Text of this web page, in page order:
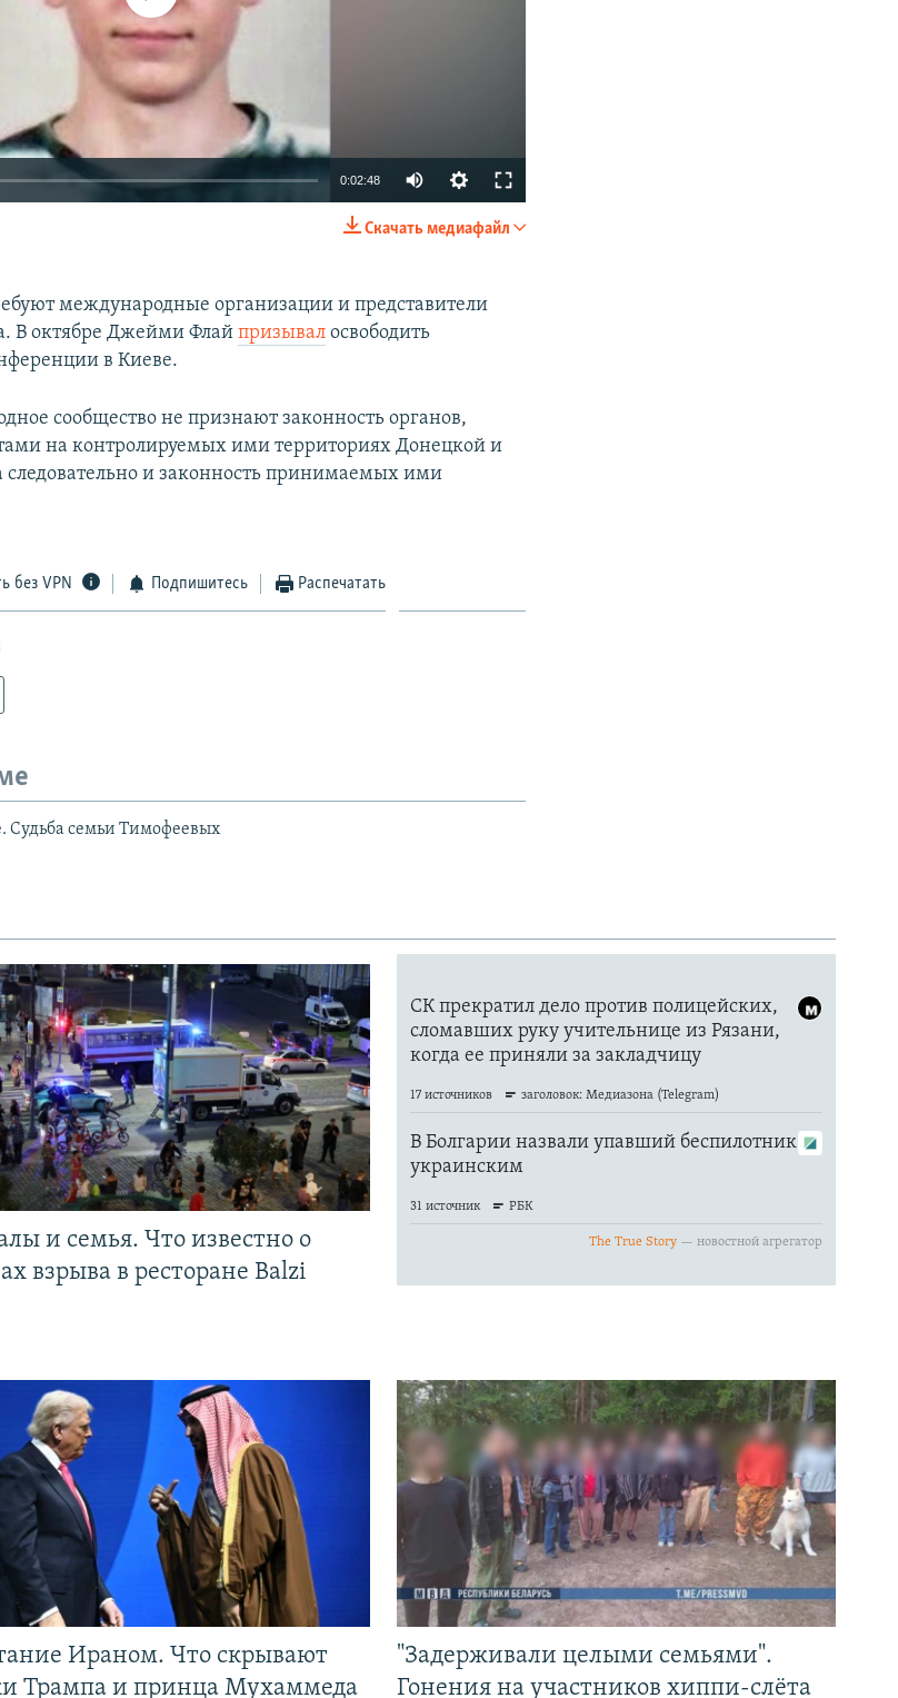
SHARE
0:02:48
Скачать медиафайл
международные организации и представители
В октябре Джейми Флайпризывал освободить
в Киеве.
сообщество не признают законность органов,
на контролируемых ими территориях Донецкой и
следовательно и законность принимаемых ими
без VPN Подпишитесь Распечатать
семьи Тимофеевых
и семья. Что известно о
взрыва в ресторане Balzi
Ираном. Что скрывают
Трампа и принца Мухаммеда
"Задерживали целыми семьями".
Гонения на участников хиппи-слёта